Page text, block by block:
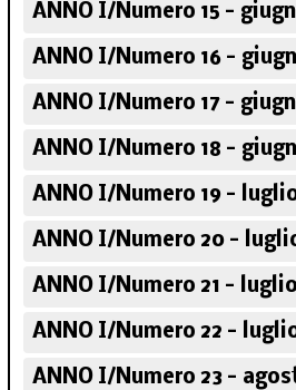
ANNO I/Numero 15 -
ANNO I/Numero 16 -
ANNO I/Numero 17 -
ANNO I/Numero 18 -
ANNO I/Numero 19 - luglio
ANNO I/Numero 20 -
ANNO I/Numero 21 - luglio
ANNO I/Numero 22 -
ANNO I/Numero 23 -